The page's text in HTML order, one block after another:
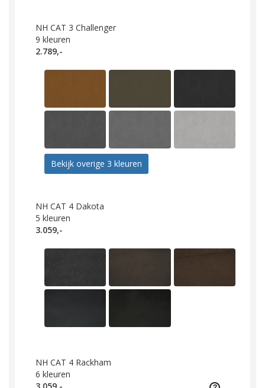
NH CAT 3 Challenger
9 kleuren
2.789,-
Bekijk overige 3 kleuren
NH CAT 4 Dakota
5 kleuren
3.059,-
NH CAT 4 Rackham
6 kleuren